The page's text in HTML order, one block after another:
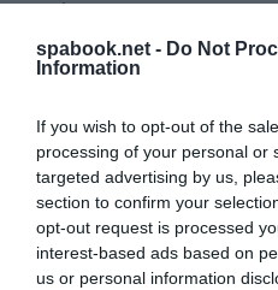
spabook.net - Do Not
Information
If you wish to opt-out of the
processing of your personal or
targeted advertising by us,
section to confirm your
opt-out request is processed
interest-based ads based on
us or personal information
szerk.
Felújítás és
Ligetben
Ahhoz, hogy a Termál
betöltve újra
kell leküzdeni, hiszen –
említést tett – a befektető